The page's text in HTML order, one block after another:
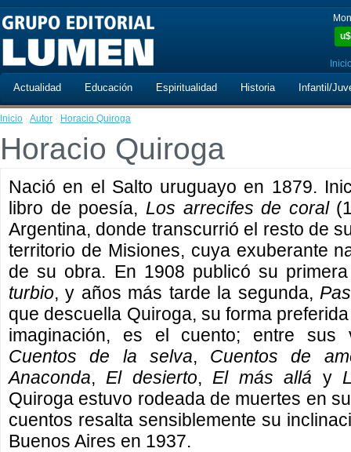
u$
Actualidad Educación Espiritualidad Historia Infantil/
Inicio · Autor · Horacio Quiroga
Horacio Quiroga
Nació en el Salto uruguayo en 1879.
libro de poesía, Los arrecifes de coral
Argentina, donde transcurrió el resto de
territorio de Misiones, cuya exuberante
de su obra. En 1908 publicó su
turbio, y años más tarde la segunda,
que descuella Quiroga, su forma
imaginación, es el cuento; entre sus
Cuentos de la selva, Cuentos de
Anaconda, El desierto, El más allá y
Quiroga estuvo rodeada de muertes en
cuentos resalta sensiblemente su
Buenos Aires en 1937.